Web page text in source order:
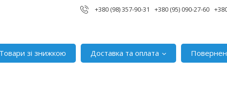
+380 (98) 357-90-31 +380 (95) 090-27-60
Товари зі знижкою Доставка та оплата